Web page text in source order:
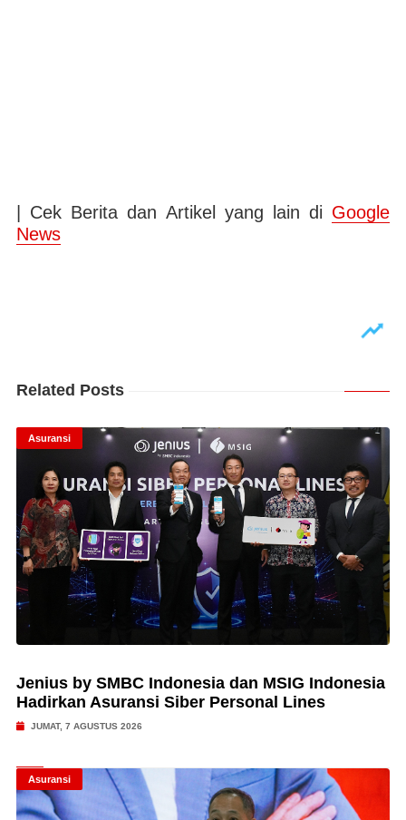
| Cek Berita dan Artikel yang lain di Google
News
Related Posts
Asuransi
Jenius by SMBC Indonesia dan MSIG Indonesia
Hadirkan Asuransi Siber Personal Lines
JUMAT, 7 AGUSTUS 2026
Asuransi